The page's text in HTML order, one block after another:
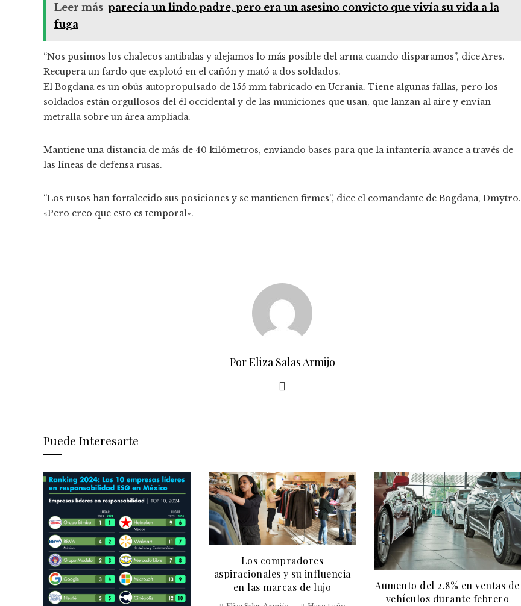
Leer más parecía un lindo padre, pero era un asesino convicto que vivía su vida a la
fuga
“Nos pusimos los chalecos antibalas y alejamos lo más posible del arma cuando disparamos”, dice Ares.
Recupera un fardo que explotó en el cañón y mató a dos soldados.
El Bogdana es un obús autopropulsado de 155 mm fabricado en Ucrania. Tiene algunas fallas, pero los
soldados están orgullosos del él occidental y de las municiones que usan, que lanzan al aire y envían
metralla sobre un área ampliada.
Mantiene una distancia de más de 40 kilómetros, enviando bases para que la infantería avance a través de
las líneas de defensa rusas.
“Los rusos han fortalecido sus posiciones y se mantienen firmes”, dice el comandante de Bogdana, Dmytro.
«Pero creo que esto es temporal».
Por Eliza Salas Armijo
Puede Interesarte
Los compradores
aspiracionales y su influencia
en las marcas de lujo
Aumento del 2.8% en ventas de
vehículos durante febrero